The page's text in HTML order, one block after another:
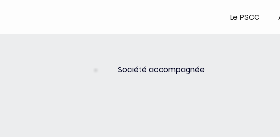
Le PSCC
Société accompagnée